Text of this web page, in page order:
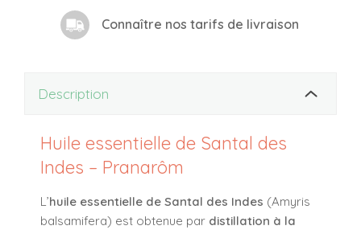
Connaître nos tarifs de livraison
Description
Huile essentielle de Santal des
Indes – Pranarôm
L’huile essentielle de Santal des Indes (Amyris
balsamifera) est obtenue par distillation à la